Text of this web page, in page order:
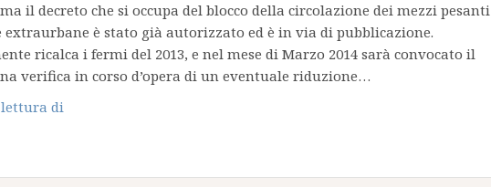
il decreto che si occupa del blocco della circolazione dei mezzi pesanti
extraurbane è stato già autorizzato ed è in via di pubblicazione.
ricalca i fermi del 2013, e nel mese di Marzo 2014 sarà convocato il
verifica in corso d’opera di un eventuale riduzione…
di